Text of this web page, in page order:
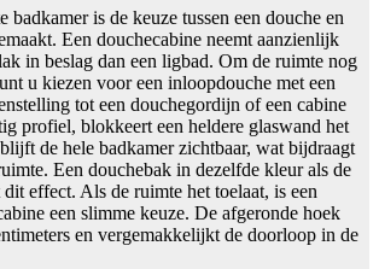
badkamer is de keuze tussen een douche en
Een douchecabine neemt aanzienlijk
in beslag dan een ligbad. Om de ruimte nog
u kiezen voor een inloopdouche met een
tot een douchegordijn of een cabine
profiel, blokkeert een heldere glaswand het
de hele badkamer zichtbaar, wat bijdraagt
Een douchebak in dezelfde kleur als de
effect. Als de ruimte het toelaat, is een
een slimme keuze. De afgeronde hoek
en vergemakkelijkt de doorloop in de